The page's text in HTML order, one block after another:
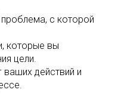
с которой
которые вы
цели.
ваших действий и